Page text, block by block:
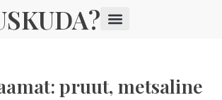
pruut, metsaline